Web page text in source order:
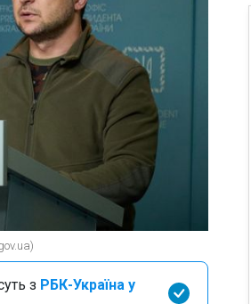
з РБК-Україна у